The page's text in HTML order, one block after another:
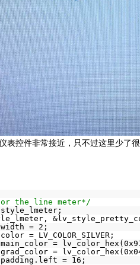
表控件非常接近，只不过这里少了很
the line meter*/
= 2;
= LV_COLOR_SILVER;
=
=